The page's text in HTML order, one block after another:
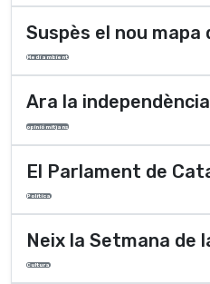
Suspès el nou mapa
Medi ambient
Ara la
opinió mitjans
El Parlament de
Polí­tica
Neix la Setmana de
Cultura